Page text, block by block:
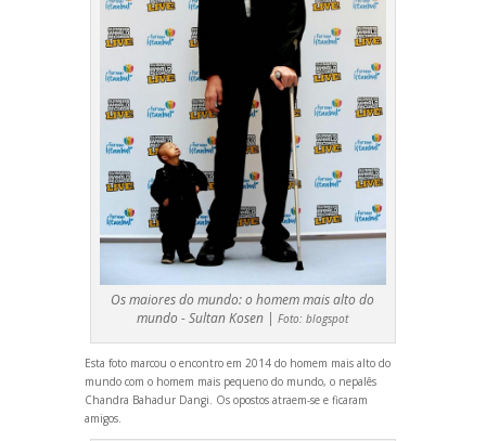
Os maiores do mundo: o homem mais alto do
mundo - Sultan Kosen |Foto:blogspot
Esta foto marcou o encontro em 2014 do homem mais alto do
mundo com o homem mais pequeno do mundo, o nepalês
Chandra Bahadur Dangi. Os opostos atraem-se e ficaram
amigos.